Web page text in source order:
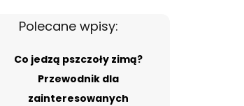
Polecane wpisy:
Co jedzą pszczoły zimą?
Przewodnik dla
zainteresowanych